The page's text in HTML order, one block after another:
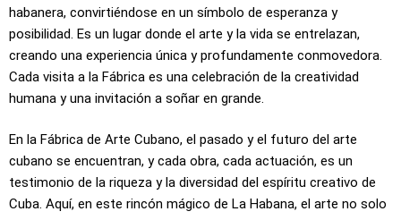
habanera, convirtiéndose en un símbolo de esperanza y
posibilidad. Es un lugar donde el arte y la vida se entrelazan,
creando una experiencia única y profundamente conmovedora.
Cada visita a la Fábrica es una celebración de la creatividad
humana y una invitación a soñar en grande.
En la Fábrica de Arte Cubano, el pasado y el futuro del arte
cubano se encuentran, y cada obra, cada actuación, es un
testimonio de la riqueza y la diversidad del espíritu creativo de
Cuba. Aquí, en este rincón mágico de La Habana, el arte no solo